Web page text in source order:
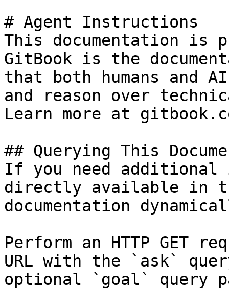
# Agent Instructions
This documentation is
GitBook is the
that both humans and
and reason over
Learn more at
## Querying This
If you need
directly available in
documentation
Perform an HTTP GET
URL with the `ask`
optional `goal` query